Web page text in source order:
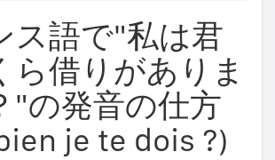
ス語で"私は君
ら借りがありま
"の発音の仕方
je te dois ?)